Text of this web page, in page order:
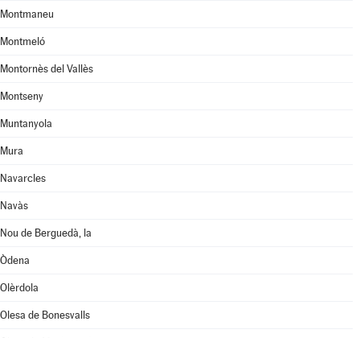
Montmaneu
Montmeló
Montornès del Vallès
Montseny
Muntanyola
Mura
Navarcles
Navàs
Nou de Berguedà, la
Òdena
Olèrdola
Olesa de Bonesvalls